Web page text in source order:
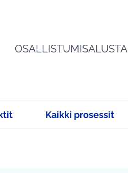
OSALLISTUMISALUSTA
Kaikki prosessit